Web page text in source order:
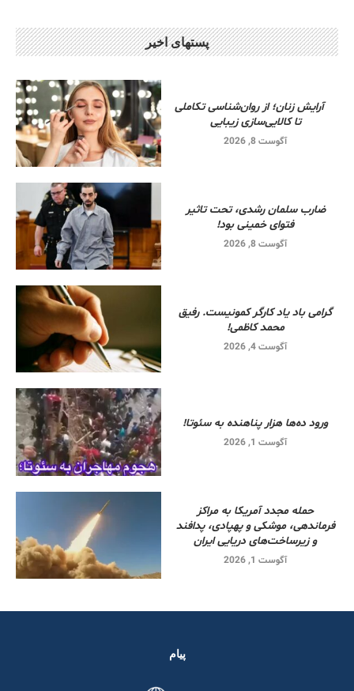
پستهای اخیر
آرایش زنان؛ از روان‌شناسی تکاملی
تا کالایی‌سازی زیبایی
آگوست 8, 2026
ضارب سلمان رشدی، تحت تاثیر
فتوای خمینی بود!
آگوست 8, 2026
گرامی باد یاد کارگر کمونیست. رفیق
محمد کاظمی!
آگوست 4, 2026
ورود ده‌ها هزار پناهنده به سئوتا!
آگوست 1, 2026
حمله مجدد آمریکا به مراکز
فرماندهی، موشکی و پهپادی، پدافند
و زیرساخت‌های دریایی ایران
آگوست 1, 2026
پیام